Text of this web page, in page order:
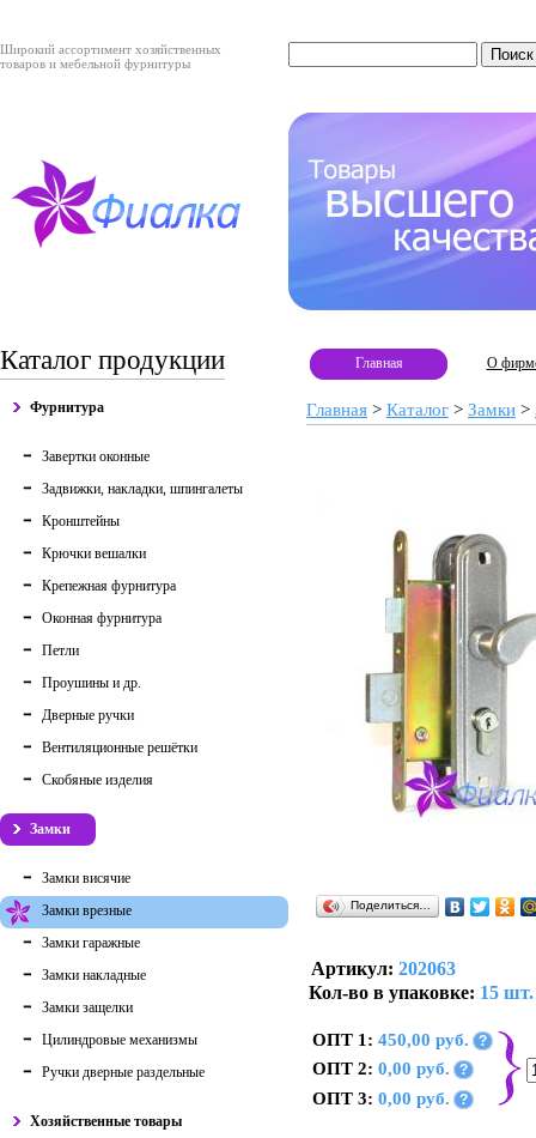
Широкий ассортимент хозяйственных
товаров и мебельной фурнитуры
Каталог продукции
Фурнитура
Завертки оконные
Задвижки, накладки, шпингалеты
Кронштейны
Крючки вешалки
Крепежная фурнитура
Оконная фурнитура
Петли
Проушины и др.
Дверные ручки
Вентиляционные решётки
Скобяные изделия
Замки
Замки висячие
Замки врезные
Замки гаражные
Замки накладные
Замки защелки
Цилиндровые механизмы
Ручки дверные раздельные
Хозяйственные товары
Главная О
Главная > Каталог > Замки >
Поделиться…
Артикул: 202063
Кол-во в упаковке: 15 шт.
ОПТ 1: 450,00 руб. ?
ОПТ 2: 0,00 руб. ?
ОПТ 3: 0,00 руб. ?